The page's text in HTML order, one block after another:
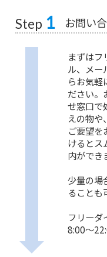
Step 1 お問い
まずはフ
ル、メー
らお気軽
ださい。
せ窓口で
えの物や
ご要望を
けるとス
内ができ
少量の場
ることも
フリー
8:00〜